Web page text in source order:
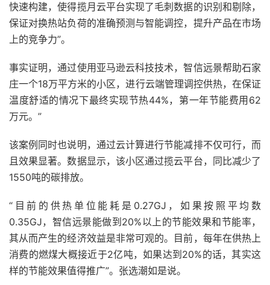
快速构建，使得揽月云平台实现了毛刺数据的识别和剔除，
保证对换热站负荷的准确预测与智能调控，提升产品在市场
上的竞争力”。
事实证明，通过使用亚马逊云科技技术，智信远景帮助石家
庄一个18万平方米的小区，进行云端管理调控供热，在保证
温度舒适的情况下最终实现节热44%，第一年节能费用62
万元。”
该案例同时也说明，通过云计算进行节能减排不仅可行，而
且效果显著。数据显示，该小区通过揽云平台，同比减少了
1550吨的碳排放。
“目前的供热单位能耗是0.27GJ，如果按照平均数
0.35GJ，智信远景能做到20%以上的节能效果和节能率，
其从而产生的经济效益是非常可观的。目前，每年在供热上
消费的燃煤大概接近于2亿吨，如果达到20%的话，其实这
样的节能效果值得推广”。张选潮如是说。